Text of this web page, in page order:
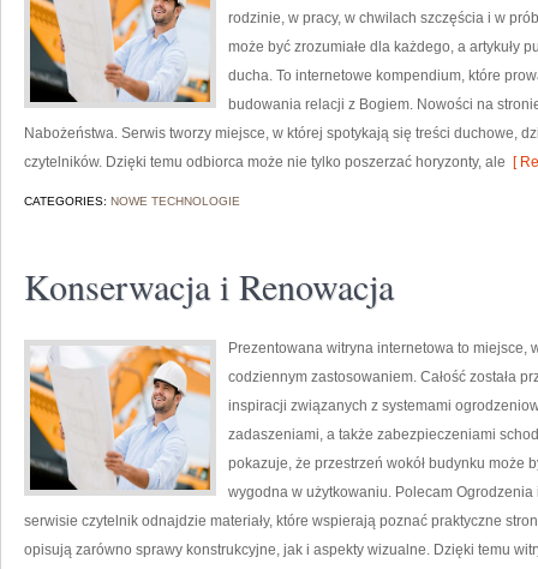
rodzinie, w pracy, w chwilach szczęścia i w
może być zrozumiałe dla każdego, a artykuły
ducha. To internetowe kompendium, które
budowania relacji z Bogiem. Nowości na
Nabożeństwa. Serwis tworzy miejsce, w której spotykają się treści duchowe,
czytelników. Dzięki temu odbiorca może nie tylko poszerzać horyzonty, ale [
CATEGORIES: NOWE TECHNOLOGIE
Konserwacja i Renowacja
Prezentowana witryna internetowa to miejsce,
codziennym zastosowaniem. Całość została
inspiracji związanych z systemami
zadaszeniami, a także zabezpieczeniami
pokazuje, że przestrzeń wokół budynku może
wygodna w użytkowaniu. Polecam Ogrodzenia
serwisie czytelnik odnajdzie materiały, które wspierają poznać praktyczne
opisują zarówno sprawy konstrukcyjne, jak i aspekty wizualne. Dzięki temu